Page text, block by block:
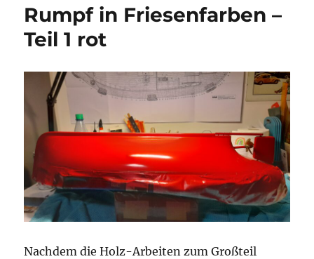
Rumpf in Friesenfarben –
Teil 1 rot
Nachdem die Holz-Arbeiten zum Großteil